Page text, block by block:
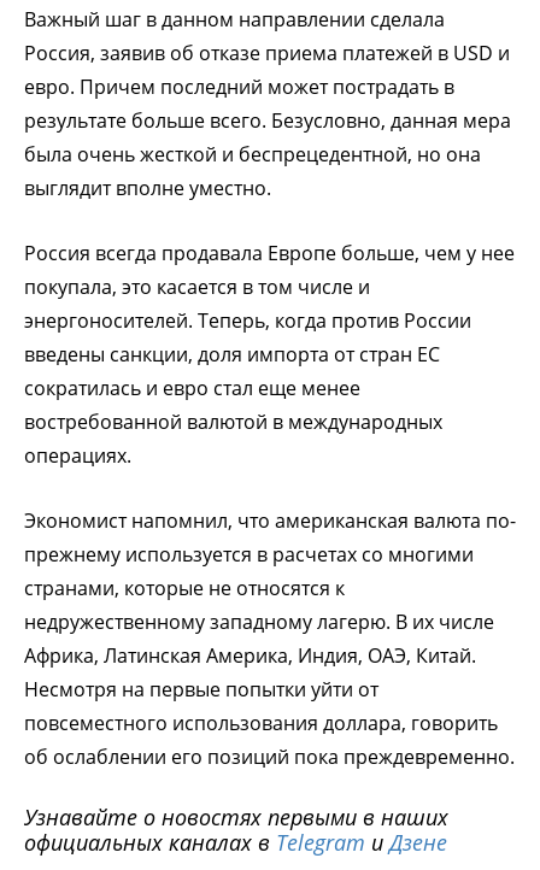
Важный шаг в данном направлении сделала
Россия, заявив об отказе приема платежей в USD и
евро. Причем последний может пострадать в
результате больше всего. Безусловно, данная мера
была очень жесткой и беспрецедентной, но она
выглядит вполне уместно.
Россия всегда продавала Европе больше, чем у нее
покупала, это касается в том числе и
энергоносителей. Теперь, когда против России
введены санкции, доля импорта от стран ЕС
сократилась и евро стал еще менее
востребованной валютой в международных
операциях.
Экономист напомнил, что американская валюта по-
прежнему используется в расчетах со многими
странами, которые не относятся к
недружественному западному лагерю. В их числе
Африка, Латинская Америка, Индия, ОАЭ, Китай.
Несмотря на первые попытки уйти от
повсеместного использования доллара, говорить
об ослаблении его позиций пока преждевременно.
Узнавайте о новостях первыми в наших
официальных каналах в Telegram иДзене